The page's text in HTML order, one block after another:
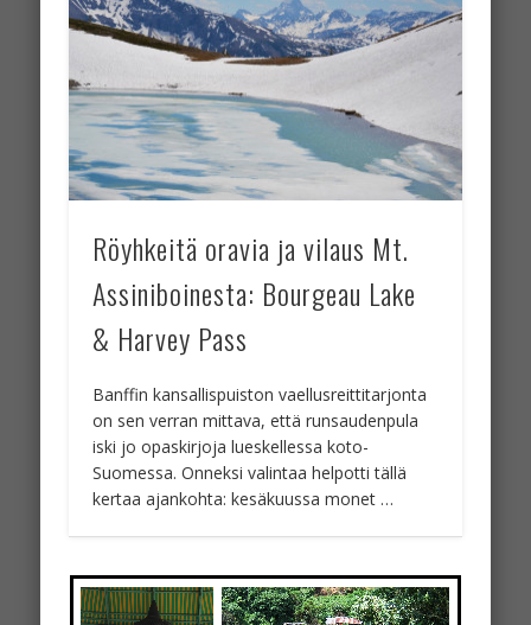
Röyhkeitä oravia ja vilaus Mt.
Assiniboinesta: Bourgeau Lake
& Harvey Pass
Banffin kansallispuiston vaellusreittitarjonta
on sen verran mittava, että runsaudenpula
iski jo opaskirjoja lueskellessa koto-
Suomessa. Onneksi valintaa helpotti tällä
kertaa ajankohta: kesäkuussa monet …